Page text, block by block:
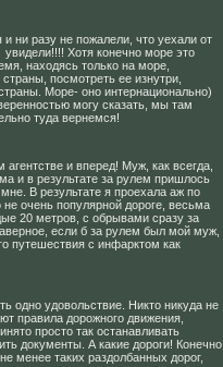
ни разу не пожалели, что уехали от
Хотя конечно море это
находясь только на море,
посмотреть ее изнутри,
Море- оно интернационально)
могу сказать, мы там
туда вернемся!
и вперед! Муж, как всегда,
и в результате за рулем пришлось
В результате я проехала аж по
очень популярной дороге, весьма
20 метров, с обрывами сразу за
если б за рулем был мой муж,
путешествия с инфарктом как
одно удовольствие. Никто никуда не
правила дорожного движения,
просто так останавливать
документы. А какие дороги! Конечно
менее таких раздолбанных дорог,